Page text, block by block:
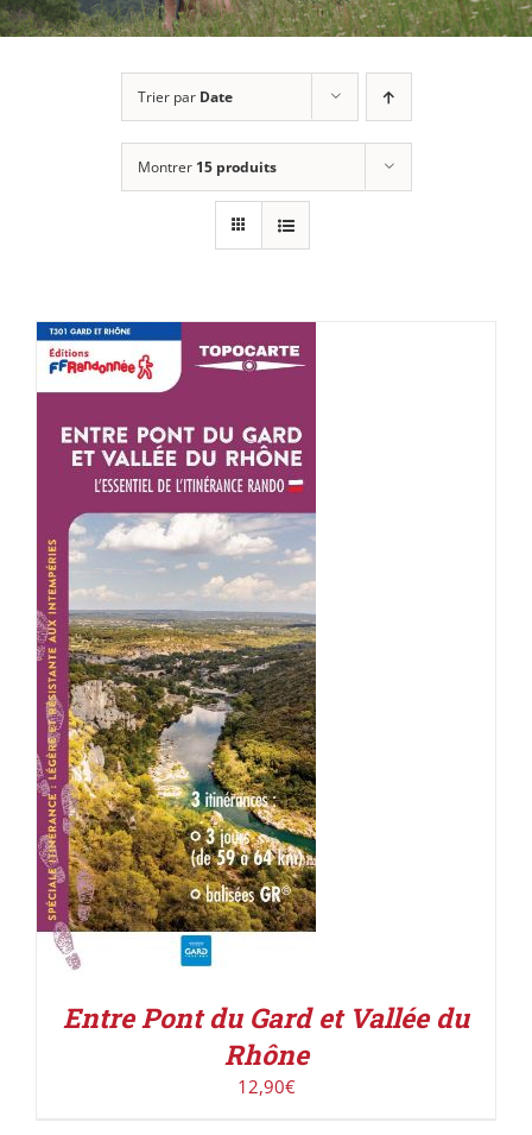
Trier par Date
Montrer 15 produits
ACHETER LE PRODUIT
/
DÉTAILS
Entre Pont du Gard et Vallée du
Rhône
12,90€